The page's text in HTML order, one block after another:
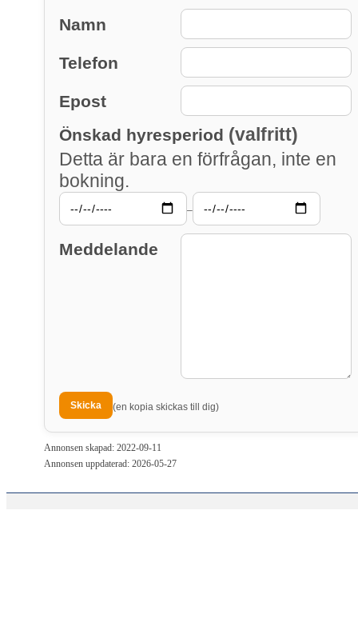
Namn
Telefon
Epost
Önskad hyresperiod (valfritt)
Detta är bara en förfrågan, inte en
bokning.
–
Meddelande
(en kopia skickas till dig)
Annonsen skapad: 2022-09-11
Annonsen uppdaterad: 2026-05-27